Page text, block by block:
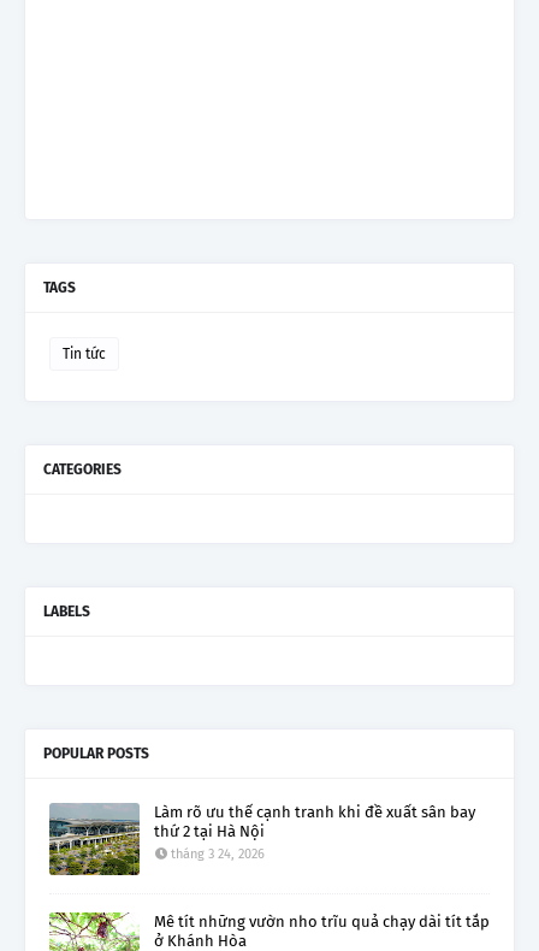
TAGS
Tin tức
CATEGORIES
LABELS
POPULAR POSTS
Làm rõ ưu thế cạnh tranh khi đề xuất sân bay
thứ 2 tại Hà Nội
tháng 3 24, 2026
Mê tít những vườn nho trĩu quả chạy dài tít tắp
ở Khánh Hòa